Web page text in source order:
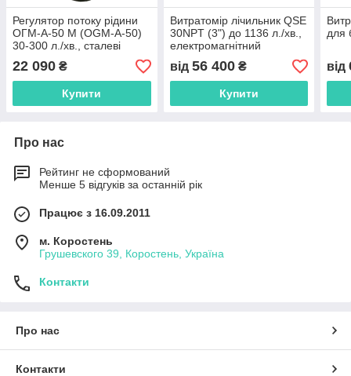
Регулятор потоку рідини
ОГМ-А-50 М (OGM-А-50)
30-300 л./хв., сталеві
шестерні
22 090 ₴
Купити
Витратомір лічильник QSE
30NPT (3") до 1136 л./хв.,
електромагнітний
від 56 400₴
Купити
для
від
Про нас
Рейтинг не сформований
Менше 5 відгуків за останній рік
Працює з 16.09.2011
м. Коростень
Грушевского 39, Коростень, Україна
Контакти
Про нас
Контакти